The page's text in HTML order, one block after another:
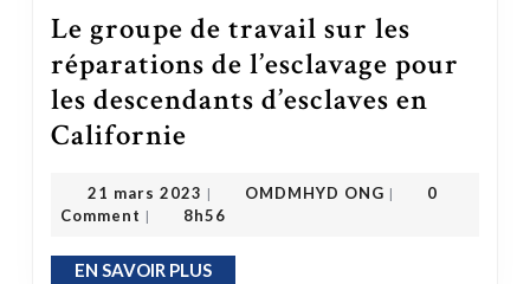
Le groupe de travail sur les
réparations de l’esclavage pour
les descendants d’esclaves en
Californie
21 mars 2023 21 mars 2023
| OMDMHYD ONG |
0
Comment | 8h56
EN SAVOIR PLUSEN SAVOIR PLUS